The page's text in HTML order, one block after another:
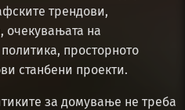
трендови,
очекувањата на
просторното
станбени проекти.
за домување не треба